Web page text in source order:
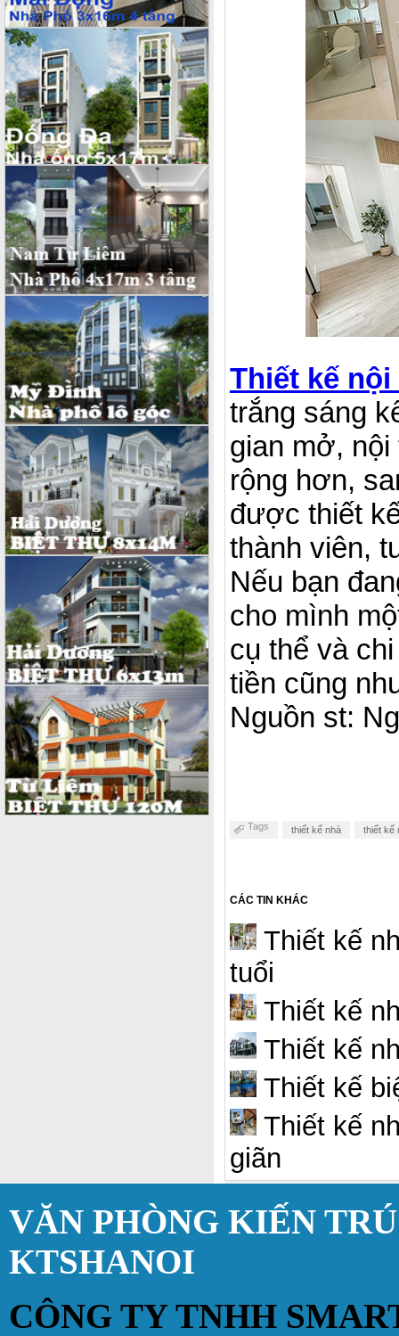
Thiết kế
trắng sáng
gian mở, nội
rộng hơn,
được thiết
thành viên,
Nếu bạn
cho mình
cụ thể và
tiền cũng
Nguồn st:
Tags thiết kế nhà thiết kế
CÁC TIN KHÁC
Thiết kế
tuổi
Thiết kế
Thiết kế
Thiết kế
Thiết kế
giãn
VĂN PHÒNG KIẾN
KTSHANOI
CÔNG TY TNHH